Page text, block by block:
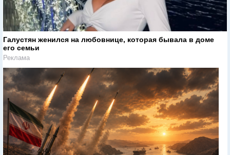
Галустян женился на любовнице, которая бывала в доме
его семьи
Реклама